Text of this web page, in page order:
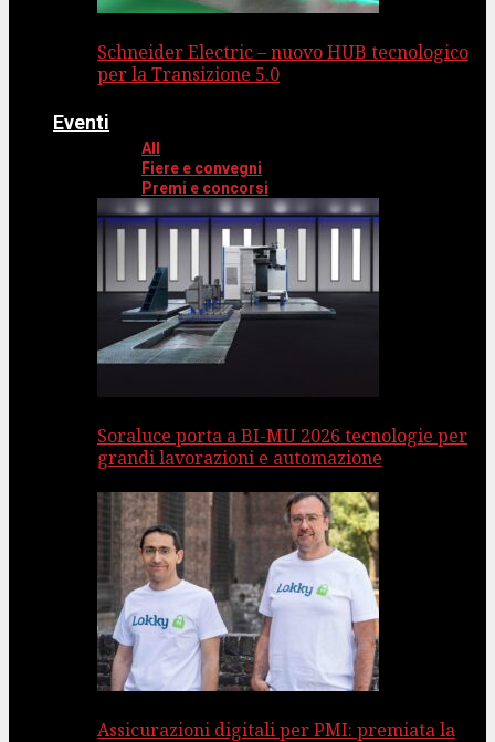
Schneider Electric – nuovo HUB tecnologico
per la Transizione 5.0
Eventi
All
Fiere e convegni
Premi e concorsi
Soraluce porta a BI-MU 2026 tecnologie per
grandi lavorazioni e automazione
Assicurazioni digitali per PMI: premiata la